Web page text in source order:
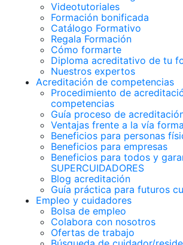
Videotutoriales
Formación bonificada
Catálogo Formativo
Regala Formación
Cómo formarte
Diploma acreditativo de tu
Nuestros expertos
Acreditación de competencias
Procedimiento de
competencias
Guía proceso de
Ventajas frente a la vía
Beneficios para personas
Beneficios para empresas
Beneficios para todos y
SUPERCUIDADORES
Blog acreditación
Guía práctica para futuros
Empleo y cuidadores
Bolsa de empleo
Colabora con nosotros
Ofertas de trabajo